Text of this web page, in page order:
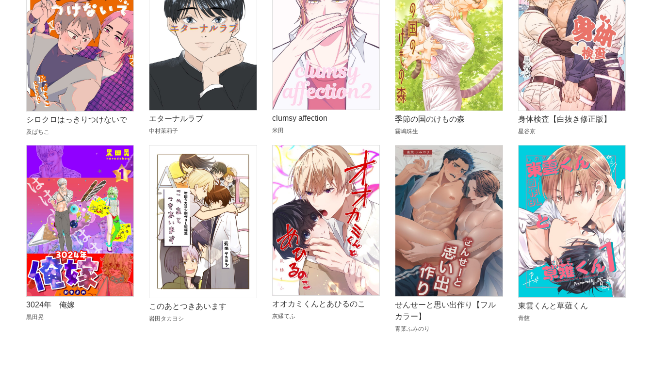
シロクロはっきりつけないで
及ばちこ
エターナルラブ
中村茉莉子
clumsy affection
米田
季節の国のけもの森
霧嶋珠生
身体検査【白抜き修正版】
星谷京
3024年 俺嫁
黒田晃
このあとつきあいます
岩田タカヨシ
オオカミくんとあひるのこ
灰縁てふ
せんせーと思い出作り【フル
カラー】
青葉ふみのり
東雲くんと草薙くん
青慈